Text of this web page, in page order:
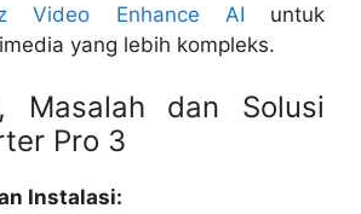
Video Enhance AI untuk
yang lebih kompleks.
Masalah dan Solusi
Pro 3
Instalasi: